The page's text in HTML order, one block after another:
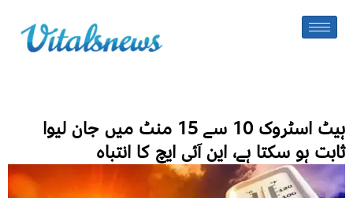
ہیٹ اسٹروک 10 سے 15 منٹ میں جان لیوا
ثابت ہو سکتا ہے، این آئی ایچ کا انتباہ